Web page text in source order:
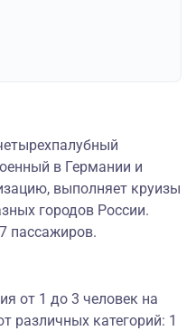
в Германии и
выполняет круизы
городов России.
пассажиров.
от 1 до 3 человек на
различных категорий: 1